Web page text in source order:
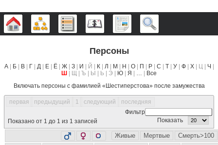
Дерево Графики Списки Календарь Отчёты
Персоны
А| Б| В| Г| Д| Е| Ё| Ж| З| И | Й | К| Л М Н О| П Р| С Т| У| Ф| Х| Ц | Ч
Ш
| Щ | Ъ | Ы | Ь | Э | Ю Я …
Все
Включать персоны с фамилией « Шестиперстова» после замужества
первая предыдущий 1 следующий
последняя
Фильтр
Показано от 1 до 1 из 1 записей
Показать
Живые Мертвые Смерть>100